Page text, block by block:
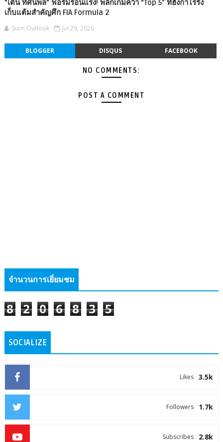
"เติ้น ทัศนพล" ฟอร์มร้อนแรง! พลิกเกมคว้า “Top 5” ที่ฮังกาโรริง
เก็บแต้มสำคัญศึก FIA Formula 2
Siam Outlook Jul 29, 2026
BLOGGER DISQUS FACEBOOK
NO COMMENTS:
POST A COMMENT
จำนวนการเยี่ยมชม
8 2 0 6 8 3 5
SOCIALIZE
3.5k
Likes
1.7k
Followers
2.8k
Subscribes